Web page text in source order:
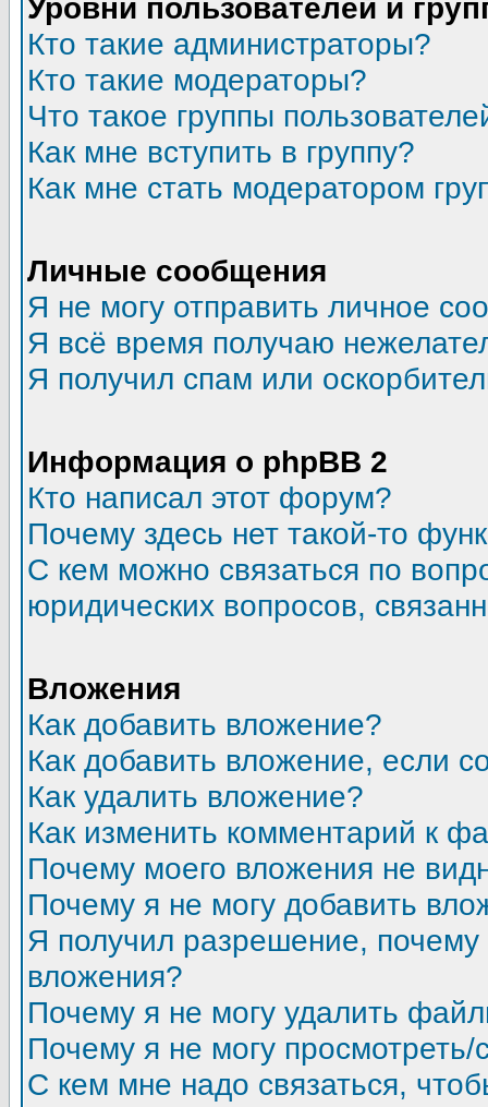
Уровни пользователей и
Кто такие администраторы?
Кто такие модераторы?
Что такое группы
Как мне вступить в группу?
Как мне стать модератором
Личные сообщения
Я не могу отправить личное
Я всё время получаю
Я получил спам или
Информация о phpBB 2
Кто написал этот форум?
Почему здесь нет такой-то
С кем можно связаться по
юридических вопросов,
Вложения
Как добавить вложение?
Как добавить вложение, если
Как удалить вложение?
Как изменить комментарий к
Почему моего вложения не
Почему я не могу добавить
Я получил разрешение,
вложения?
Почему я не могу удалить
Почему я не могу просмотреть/
С кем мне надо связаться,